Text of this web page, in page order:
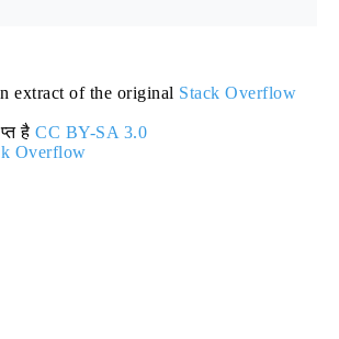
extract of the original Stack Overflow
है CC BY-SA 3.0
Overflow